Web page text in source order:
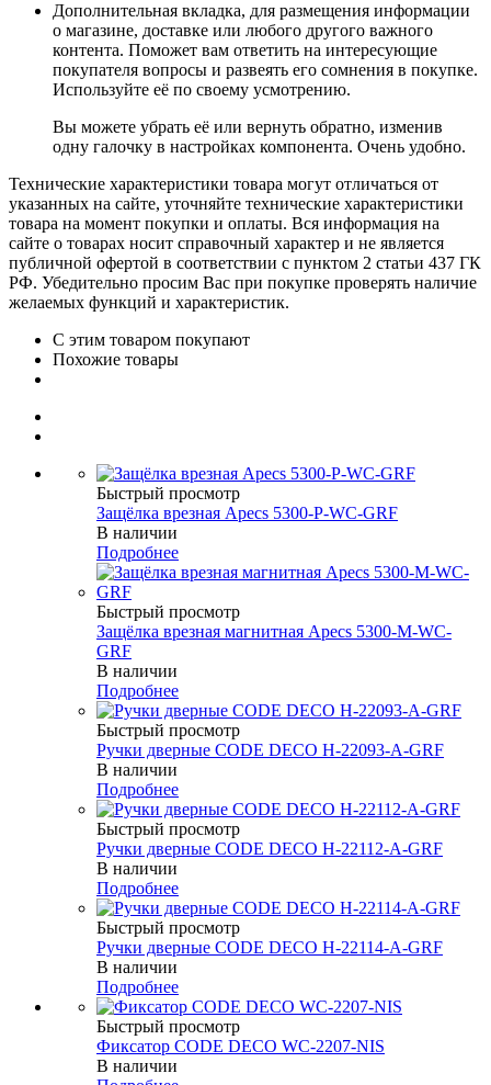
Дополнительная вкладка, для размещения информации
о магазине, доставке или любого другого важного
контента. Поможет вам ответить на интересующие
покупателя вопросы и развеять его сомнения в покупке.
Используйте её по своему усмотрению.
Вы можете убрать её или вернуть обратно, изменив
одну галочку в настройках компонента. Очень удобно.
Технические характеристики товара могут отличаться от
указанных на сайте, уточняйте технические характеристики
товара на момент покупки и оплаты. Вся информация на
сайте о товарах носит справочный характер и не является
публичной офертой в соответствии с пунктом 2 статьи 437 ГК
РФ. Убедительно просим Вас при покупке проверять наличие
желаемых функций и характеристик.
С этим товаром покупают
Похожие товары
Быстрый просмотр
Защёлка врезная Apecs 5300-P-WC-GRF
В наличии
Подробнее
Быстрый просмотр
Защёлка врезная магнитная Apecs 5300-M-WC-
GRF
В наличии
Подробнее
Быстрый просмотр
Ручки дверные CODE DECO H-22093-A-GRF
В наличии
Подробнее
Быстрый просмотр
Ручки дверные CODE DECO H-22112-A-GRF
В наличии
Подробнее
Быстрый просмотр
Ручки дверные CODE DECO H-22114-A-GRF
В наличии
Подробнее
Быстрый просмотр
Фиксатор CODE DECO WC-2207-NIS
В наличии